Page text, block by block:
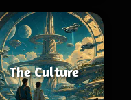
The Culture